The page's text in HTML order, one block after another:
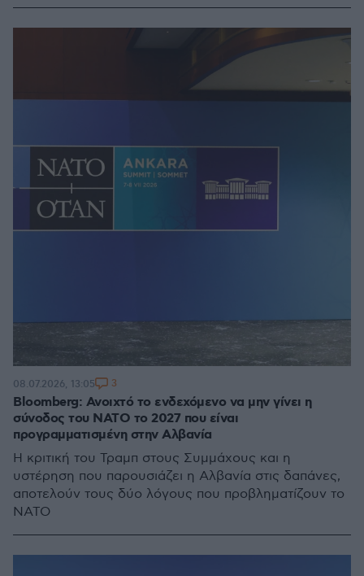
Bloomberg: Ανοιχτό το ενδεχόμενο να μην γίνει η
σύνοδος του ΝΑΤΟ το 2027 που είναι
προγραμματισμένη στην Αλβανία
Η κριτική του Τραμπ στους Συμμάχους και η
υστέρηση που παρουσιάζει η Αλβανία στις δαπάνες,
αποτελούν τους δύο λόγους που προβληματίζουν το
ΝΑΤΟ
08.07.2026, 13:05 3